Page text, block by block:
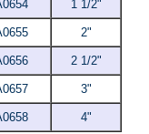
1 1/2"
2"
2 1/2"
3"
4"